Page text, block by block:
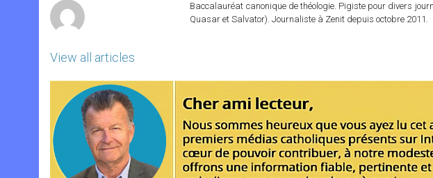
View all articles
Baccalauréat canonique de théologie. Pigiste pour divers
Quasar et Salvator). Journaliste à Zenit depuis octobre 2011.